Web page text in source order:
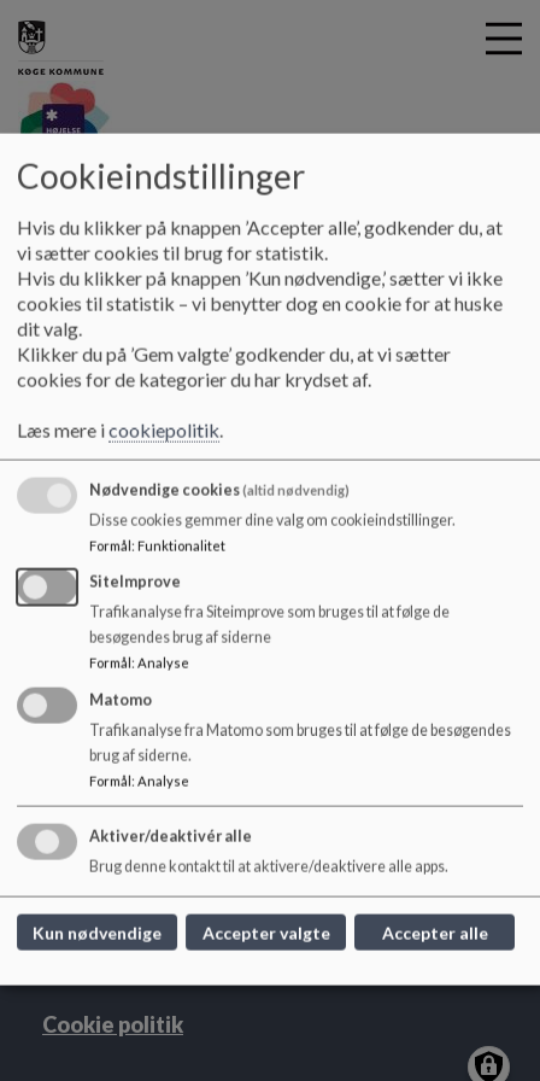
Vores DNA
Vores fundament
Højelse Skole har i 2023 udarbejdet et nyt fundament.
Fundamentet er vores vejviser for hvad vi står for,
hviler på og hvilken vej vi ønsker at træde fremad.
Dette træder i stedet for vores tidligere
værdigrundlag.
Dokumenter
Fundamentet
Højelse Skole
Baunebjergvej 1C, 4623 Lille Skensved
hoejelseskole@koege.dk
Tlf. 56672760
EAN NR. 5798007765439
Tilgængelighedserklæring
Cookie politik
Cookieindstillinger
Hvis du klikker på knappen ’Accepter alle’, godkender du, at
vi sætter cookies til brug for statistik.
Hvis du klikker på knappen ’Kun nødvendige,’ sætter vi ikke
cookies til statistik – vi benytter dog en cookie for at huske
dit valg.
Klikker du på ’Gem valgte’ godkender du, at vi sætter
cookies for de kategorier du har krydset af.
Læs mere icookiepolitik.
Nødvendige cookies(altid nødvendig)
Disse cookies gemmer dine valg om cookieindstillinger.
Formål: Funktionalitet
SiteImprove
Trafikanalyse fra Siteimprove som bruges til at følge de
besøgendes brug af siderne
Formål : Analyse
Matomo
Trafikanalyse fra Matomo som bruges til at følge de besøgendes
brug af siderne.
Formål: Analyse
Aktiver/deaktivér alle
Brug denne kontakt til at aktivere/deaktivere alle apps.
Kun nødvendige Accepter valgte Accepter alle